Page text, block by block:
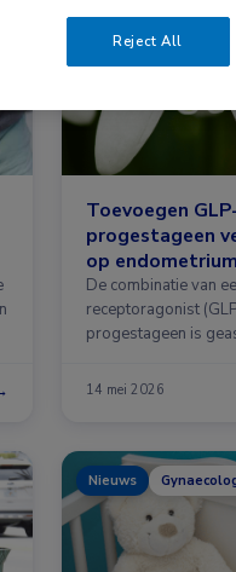
Toevoegen
progestageen
op
De combinatie van
receptoragonist
progestageen is
14 mei 2026
Nieuws
Reject All